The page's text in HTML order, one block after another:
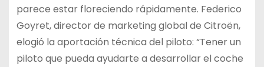
parece estar floreciendo rápidamente. Federico
Goyret, director de marketing global de Citroën,
elogió la aportación técnica del piloto: “Tener un
piloto que pueda ayudarte a desarrollar el coche